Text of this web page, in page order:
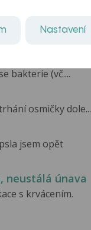
bakterie (vč....
osmičky dole...
jsem opět
neustálá únava
s krvácením.
Nastavení